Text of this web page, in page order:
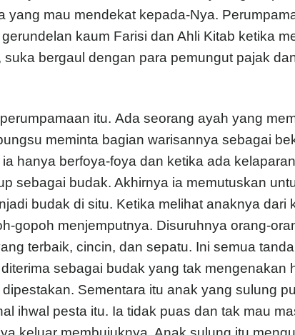
yang mau mendekat kepada-Nya.
kaum Farisi dan Ahli Kitab ketika
suka bergaul dengan para pemungut pajak
itu. Ada seorang ayah yang
meminta bagian warisannya sebagai
hanya berfoya-foya dan ketika ada
sebagai budak. Akhirnya ia memutuskan
budak di situ. Ketika melihat anaknya dari
gopoh menjemputnya. Disuruhnya orang-
terbaik, cincin, dan sepatu. Ini semua
sebagai budak yang tak mengenakan
Sementara itu anak yang sulung
ihwal pesta itu. Ia tidak puas dan tak mau